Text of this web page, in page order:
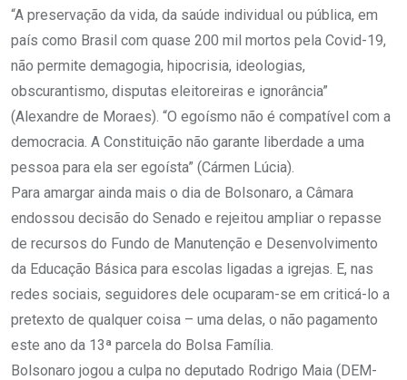
“A preservação da vida, da saúde individual ou pública, em
país como Brasil com quase 200 mil mortos pela Covid-19,
não permite demagogia, hipocrisia, ideologias,
obscurantismo, disputas eleitoreiras e ignorância”
(Alexandre de Moraes). “O egoísmo não é compatível com a
democracia. A Constituição não garante liberdade a uma
pessoa para ela ser egoísta” (Cármen Lúcia).
Para amargar ainda mais o dia de Bolsonaro, a Câmara
endossou decisão do Senado e rejeitou ampliar o repasse
de recursos do Fundo de Manutenção e Desenvolvimento
da Educação Básica para escolas ligadas a igrejas. E, nas
redes sociais, seguidores dele ocuparam-se em criticá-lo a
pretexto de qualquer coisa – uma delas, o não pagamento
este ano da 13ª parcela do Bolsa Família.
Bolsonaro jogou a culpa no deputado Rodrigo Maia (DEM-